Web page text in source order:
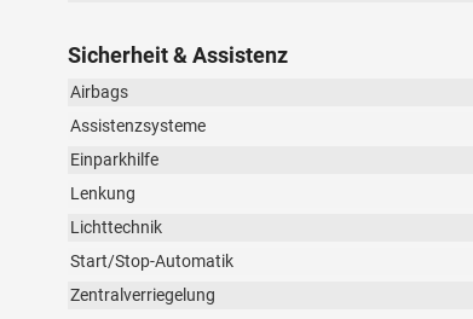
Sicherheit & Assistenz
Airbags
Assistenzsysteme
Einparkhilfe
Lenkung
Lichttechnik
Start/Stop-Automatik
Zentralverriegelung